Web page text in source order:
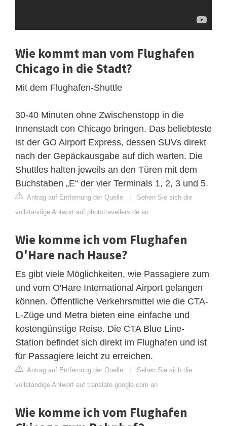
Wie kommt man vom Flughafen
Chicago in die Stadt?
Mit dem Flughafen-Shuttle
30-40 Minuten ohne Zwischenstopp in die
Innenstadt con Chicago bringen. Das beliebteste
ist der GO Airport Express, dessen SUVs direkt
nach der Gepäckausgabe auf dich warten. Die
Shuttles halten jeweils an den Türen mit dem
Buchstaben „E“ der vier Terminals 1, 2, 3 und 5.
Antrag auf Entfernung der Quelle | Sehen Sie sich die
vollständige Antwort auf phototravellers.de an
Wie komme ich vom Flughafen
O'Hare nach Hause?
Es gibt viele Möglichkeiten, wie Passagiere zum
und vom O'Hare International Airport gelangen
können. Öffentliche Verkehrsmittel wie die CTA-
L-Züge und Metra bieten eine einfache und
kostengünstige Reise. Die CTA Blue Line-
Station​​​ befindet sich direkt im Flughafen und ist
für Passagiere leicht zu erreichen.
Antrag auf Entfernung der Quelle | Sehen Sie sich die
vollständige Antwort auf translate.google.com an
Wie komme ich vom Flughafen